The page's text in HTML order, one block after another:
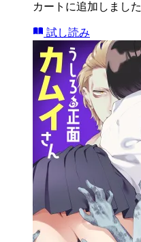
カートに追加しました
試し読み